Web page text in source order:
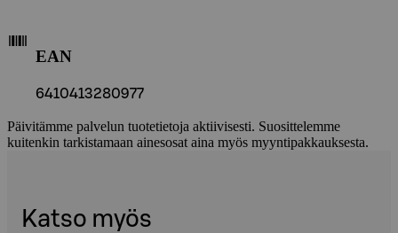
EAN
6410413280977
Päivitämme palvelun tuotetietoja aktiivisesti. Suosittelemme
kuitenkin tarkistamaan ainesosat aina myös myyntipakkauksesta.
Katso myös